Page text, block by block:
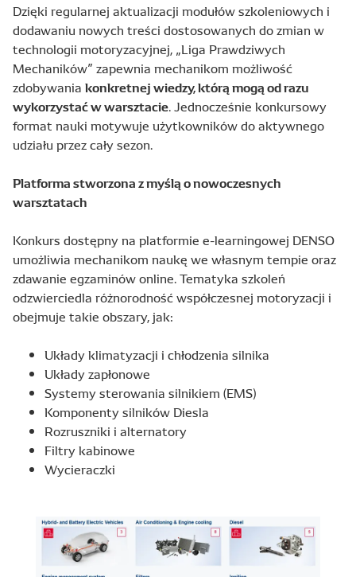
Dzięki regularnej aktualizacji modułów szkoleniowych i
dodawaniu nowych treści dostosowanych do zmian w
technologii motoryzacyjnej, „Liga Prawdziwych
Mechaników” zapewnia mechanikom możliwość
zdobywania konkretnej wiedzy, którą mogą od razu
wykorzystać w warsztacie. Jednocześnie konkursowy
format nauki motywuje użytkowników do aktywnego
udziału przez cały sezon.
Platforma stworzona z myślą o nowoczesnych
warsztatach
Konkurs dostępny na platformie e-learningowej DENSO
umożliwia mechanikom naukę we własnym tempie oraz
zdawanie egzaminów online. Tematyka szkoleń
odzwierciedla różnorodność współczesnej motoryzacji i
obejmuje takie obszary, jak:
Układy klimatyzacji i chłodzenia silnika
Układy zapłonowe
Systemy sterowania silnikiem (EMS)
Komponenty silników Diesla
Rozruszniki i alternatory
Filtry kabinowe
Wycieraczki